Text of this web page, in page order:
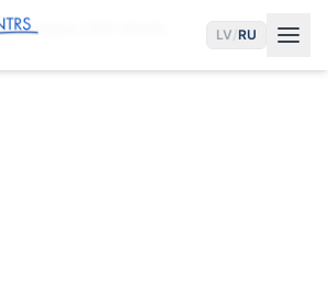
LV/RU
Установка ГБО Honda